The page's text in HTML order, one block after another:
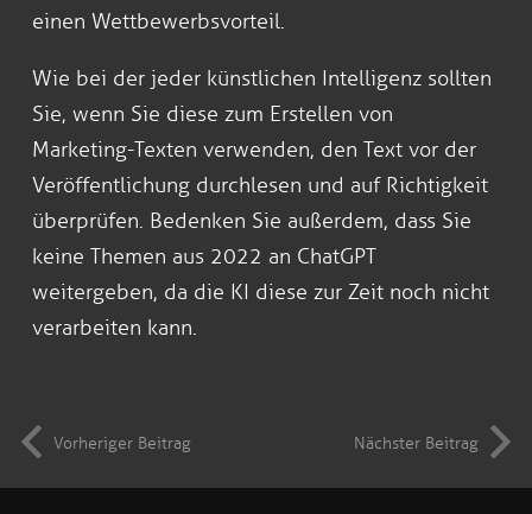
einen Wettbewerbsvorteil.
Wie bei der jeder künstlichen Intelligenz sollten
Sie, wenn Sie diese zum Erstellen von
Marketing-Texten verwenden, den Text vor der
Veröffentlichung durchlesen und auf Richtigkeit
überprüfen. Bedenken Sie außerdem, dass Sie
keine Themen aus 2022 an ChatGPT
weitergeben, da die KI diese zur Zeit noch nicht
verarbeiten kann.
Vorheriger Beitrag Nächster Beitrag